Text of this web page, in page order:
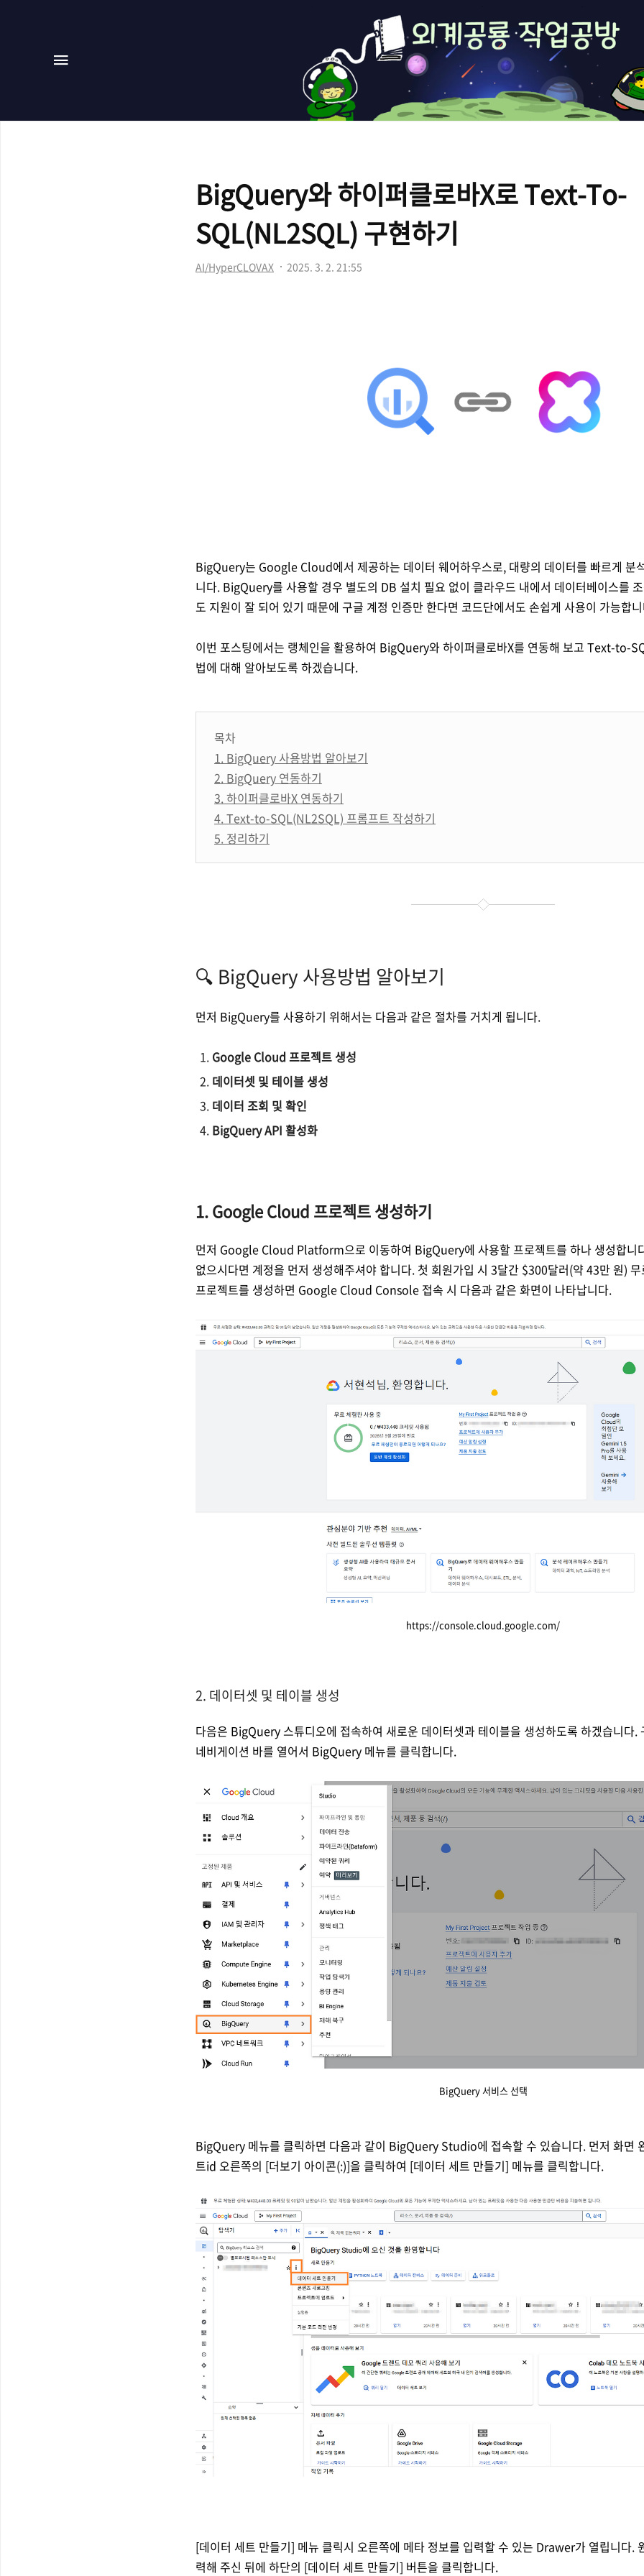
외
계
공
발
BigQuery와 하이퍼클로바X로 Text-To-
SQL(NL2SQL) 구현하기
AI/HyperCLOVAX 2025. 3. 2. 21:55
BigQuery는 Google Cloud에서 제공하는 데이터 웨어하우스로, 대량의 데이터를 빠르게 분
니다. BigQuery를 사용할 경우 별도의 DB 설치 필요 없이 클라우드 내에서 데이터베이스를
도 지원이 잘 되어 있기 때문에 구글 계정 인증만 한다면 코드단에서도 손쉽게 사용이 가능합
이번 포스팅에서는 랭체인을 활용하여 BigQuery와 하이퍼클로바X를 연동해 보고 Text-to-
법에 대해 알아보도록 하겠습니다.
목차
1. BigQuery 사용방법 알아보기
2. BigQuery 연동하기
3. 하이퍼클로바X 연동하기
4. Text-to-SQL(NL2SQL) 프롬프트 작성하기
5. 정리하기
🔍 BigQuery 사용방법 알아보기
먼저 BigQuery를 사용하기 위해서는 다음과 같은 절차를 거치게 됩니다.
Google Cloud 프로젝트 생성
데이터셋 및 테이블 생성
데이터 조회 및 확인
BigQuery API 활성화
1. Google Cloud 프로젝트 생성하기
먼저 Google Cloud Platform으로 이동하여 BigQuery에 사용할 프로젝트를 하나 생성합
없으시다면 계정을 먼저 생성해주셔야 합니다. 첫 회원가입 시 3달간 $300달러(약 43만 원)
프로젝트를 생성하면 Google Cloud Console 접속 시 다음과 같은 화면이 나타납니다.
https://console.cloud.google.com/
2. 데이터셋 및 테이블 생성
다음은 BigQuery 스튜디오에 접속하여 새로운 데이터셋과 테이블을 생성하도록 하겠습니다.
네비게이션 바를 열어서 BigQuery 메뉴를 클릭합니다.
BigQuery 서비스 선택
BigQuery 메뉴를 클릭하면 다음과 같이 BigQuery Studio에 접속할 수 있습니다. 먼저 화면
트id 오른쪽의 [더보기 아이콘(:)]을 클릭하여 [데이터 세트 만들기] 메뉴를 클릭합니다.
[데이터 세트 만들기] 메뉴 클릭시 오른쪽에 메타 정보를 입력할 수 있는 Drawer가 열립니다.
력해 주신 뒤에 하단의 [데이터 세트 만들기] 버튼을 클릭합니다.